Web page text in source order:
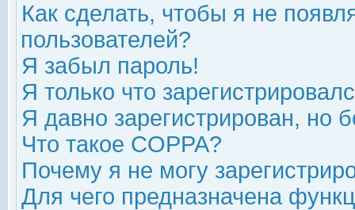
Как сделать, чтобы я не
пользователей?
Я забыл пароль!
Я только что
Я давно зарегистрирован, но
Что такое COPPA?
Почему я не могу
Для чего предназначена